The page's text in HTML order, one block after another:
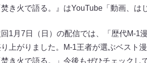
焚き火で語る。』はYouTube「動画、は
回1月7日（日）の配信では、「歴代M-1
り上がりました。M-1王者が選ぶベスト
焚き火で語る。」今後もぜひチェックし